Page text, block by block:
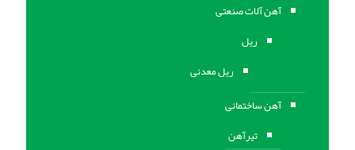
آهن آلات صنعتی
ریل
ریل معدنی
آهن ساختمانی
تیرآهن